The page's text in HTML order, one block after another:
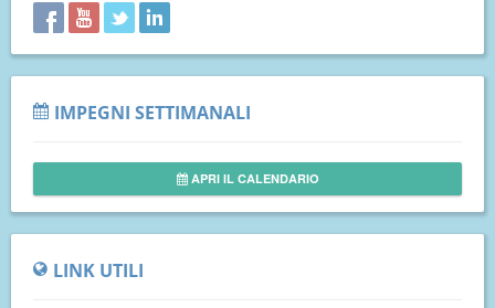
IMPEGNI SETTIMANALI
APRI IL CALENDARIO
LINK UTILI